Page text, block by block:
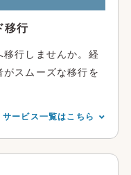
移行
行しませんか。経
スムーズな移行を
サービス一覧はこちら